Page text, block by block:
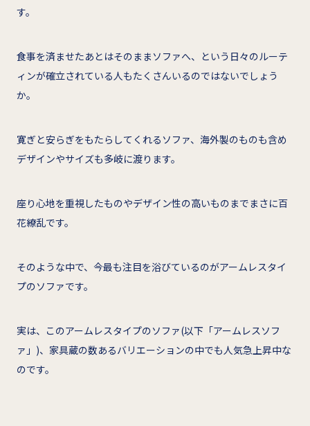
す。
食事を済ませたあとはそのままソファへ、という日々のルーテ
ィンが確立されている人もたくさんいるのではないでしょう
か。
寛ぎと安らぎをもたらしてくれるソファ、海外製のものも含め
デザインやサイズも多岐に渡ります。
座り心地を重視したものやデザイン性の高いものまでまさに百
花繚乱です。
そのような中で、今最も注目を浴びているのがアームレスタイ
プのソファです。
実は、このアームレスタイプのソファ(以下「アームレスソフ
ァ」)、家具蔵の数あるバリエーションの中でも人気急上昇中な
のです。